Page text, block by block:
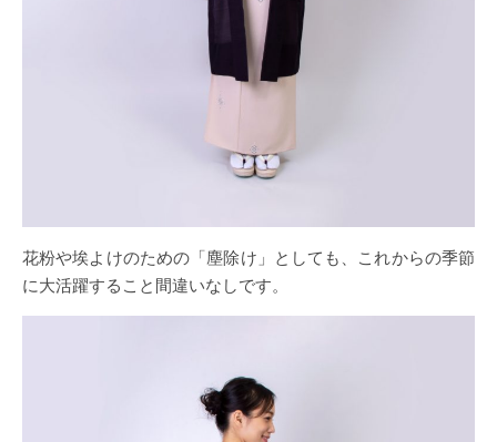
花粉や埃よけのための「塵除け」としても、これからの季節
に大活躍すること間違いなしです。